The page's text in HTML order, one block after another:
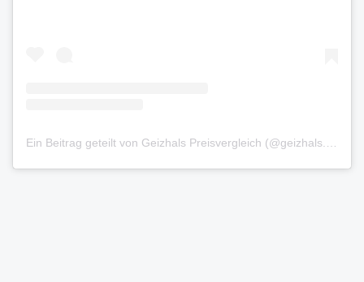
Ein Beitrag geteilt von Geizhals Preisvergleich (@geizhals.preisvergleich)